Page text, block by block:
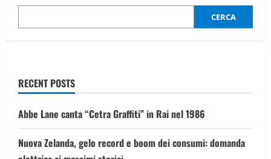
CERCA
RECENT POSTS
Abbe Lane canta “Cetra Graffiti” in Rai nel 1986
Nuova Zelanda, gelo record e boom dei consumi: domanda